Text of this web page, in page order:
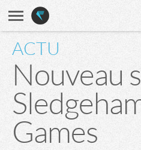
ACTU
Nouveau
Games